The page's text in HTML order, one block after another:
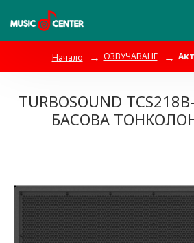
Начало ОЗВУЧАВАНЕ
TURBOSOUND
БАСОВА